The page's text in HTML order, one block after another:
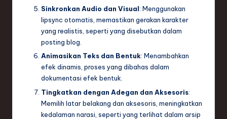
Sinkronkan Audio dan Visual: Menggunakan
lipsync otomatis, memastikan gerakan karakter
yang realistis, seperti yang disebutkan dalam
posting blog.
Animasikan Teks dan Bentuk: Menambahkan
efek dinamis, proses yang dibahas dalam
dokumentasi efek bentuk.
Tingkatkan dengan Adegan dan Aksesoris:
Memilih latar belakang dan aksesoris, meningkatkan
kedalaman narasi, seperti yang terlihat dalam arsip